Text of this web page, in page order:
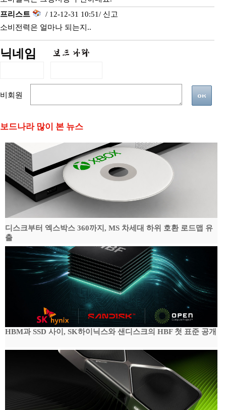
프리스트
/ 12-12-31 10:51/ 신고
소비전력은 얼마나 되는지..
닉네임
비회원
보드나라 많이 본 뉴스
디스크부터 엑스박스 360까지, MS 차세대 하위 호환 로드맵 유
출
HBM과 SSD 사이, SK하이닉스와 샌디스크의 HBF 첫 표준 공개